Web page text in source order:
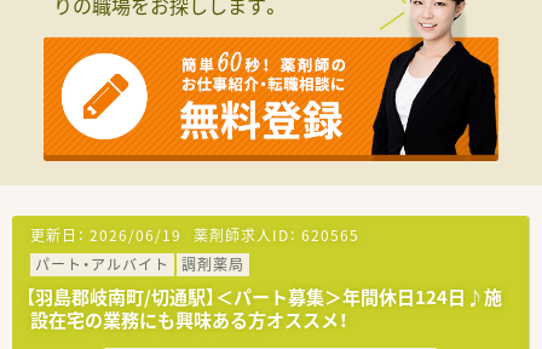
処方箋の応需枚数は30枚～80枚ほど。
（薬剤師1名体制での勤務あり）
■門前クリニックは予約制なので、おおよその忙しさがわかりま
す。
一包化は日数が長めで、
糖尿病の患者様もいらっしゃるので注射の指導なども経験で
きます。
事前に予製や心の準備もできて動きやすい環境♪
＼ こんな会社です ／
■羽島郡岐南町に店舗展開する調剤薬局。
■代表も薬剤師さんで、現場に入っておられます。
明るく、コミュニケーションが取りやすい代表ですので、
お仕事の相談もしやすい環境！
更新日： 2026/06/19 薬剤師求人ID： 620565
パート・アルバイト
調剤薬局
【羽島郡岐南町/切通駅】＜パート募集＞年間休日124日♪施
設在宅の業務にも興味ある方オススメ！